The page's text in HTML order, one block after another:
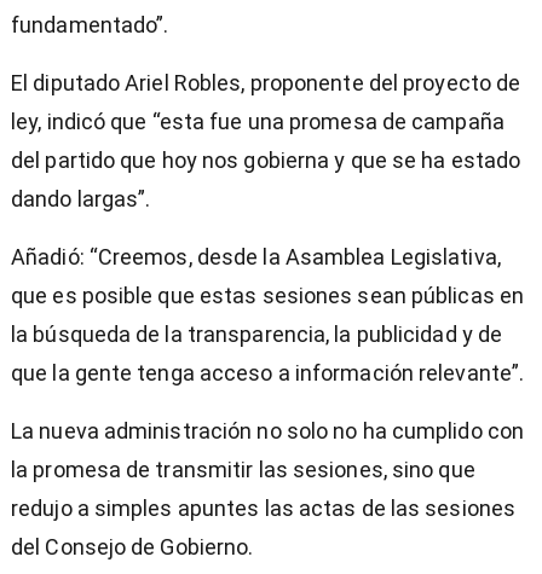
fundamentado”.
El diputado Ariel Robles, proponente del proyecto de
ley, indicó que “esta fue una promesa de campaña
del partido que hoy nos gobierna y que se ha estado
dando largas”.
Añadió: “Creemos, desde la Asamblea Legislativa,
que es posible que estas sesiones sean públicas en
la búsqueda de la transparencia, la publicidad y de
que la gente tenga acceso a información relevante”.
La nueva administración no solo no ha cumplido con
la promesa de transmitir las sesiones, sino que
redujo a simples apuntes las actas de las sesiones
del Consejo de Gobierno.